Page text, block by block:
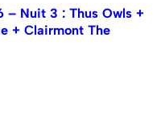
– Nuit 3 : Thus Owls +
+ Clairmont The